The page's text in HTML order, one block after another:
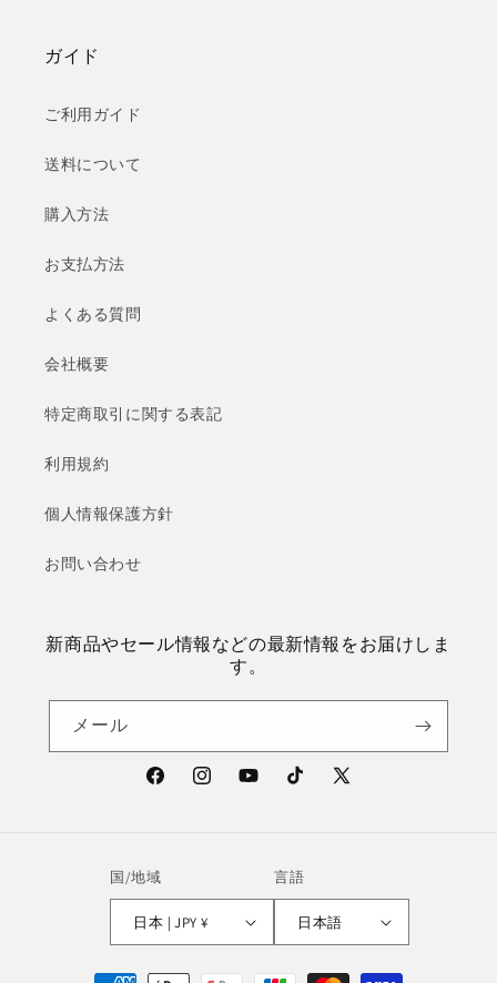
ガイド
ご利用ガイド
送料について
購入方法
お支払方法
よくある質問
会社概要
特定商取引に関する表記
利用規約
個人情報保護方針
お問い合わせ
新商品やセール情報などの最新情報をお届けしま
す。
メール
FacebookInstagramYouTubeTikTok
X
国/地域
日本 | JPY ¥
言語
日本語
決